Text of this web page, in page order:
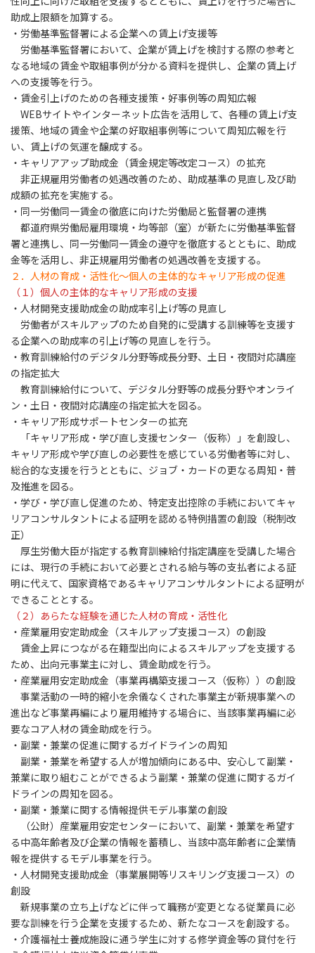
助成上限額を加算する。
・労働基準監督署による企業への賃上げ支援等
労働基準監督署において、企業が賃上げを検討する際の参考と
なる地域の賃金や取組事例が分かる資料を提供し、企業の賃上げ
への支援等を行う。
・賃金引上げのための各種支援策・好事例等の周知広報
WEBサイトやインターネット広告を活用して、各種の賃上げ支
援策、地域の賃金や企業の好取組事例等について周知広報を行
い、賃上げの気運を醸成する。
・キャリアアップ助成金（賃金規定等改定コース）の拡充
非正規雇用労働者の処遇改善のため、助成基準の見直し及び助
成額の拡充を実施する。
・同一労働同一賃金の徹底に向けた労働局と監督署の連携
都道府県労働局雇用環境・均等部（室）が新たに労働基準監督
署と連携し、同一労働同一賃金の遵守を徹底するとともに、助成
金等を活用し、非正規雇用労働者の処遇改善を支援する。
２．人材の育成・活性化～個人の主体的なキャリア形成の促進
（１）個人の主体的なキャリア形成の支援
・人材開発支援助成金の助成率引上げ等の見直し
労働者がスキルアップのため自発的に受講する訓練等を支援す
る企業への助成率の引上げ等の見直しを行う。
・教育訓練給付のデジタル分野等成長分野、土日・夜間対応講座
の指定拡大
教育訓練給付について、デジタル分野等の成長分野やオンライ
ン・土日・夜間対応講座の指定拡大を図る。
・キャリア形成サポートセンターの拡充
「キャリア形成・学び直し支援センター（仮称）」を創設し、
キャリア形成や学び直しの必要性を感じている労働者等に対し、
総合的な支援を行うとともに、ジョブ・カードの更なる周知・普
及推進を図る。
・学び・学び直し促進のため、特定支出控除の手続においてキャ
リアコンサルタントによる証明を認める特例措置の創設（税制改
正）
厚生労働大臣が指定する教育訓練給付指定講座を受講した場合
には、現行の手続において必要とされる給与等の支払者による証
明に代えて、国家資格であるキャリアコンサルタントによる証明が
できることとする。
（２）あらたな経験を通じた人材の育成・活性化
・産業雇用安定助成金（スキルアップ支援コース）の創設
賃金上昇につながる在籍型出向によるスキルアップを支援する
ため、出向元事業主に対し、賃金助成を行う。
・産業雇用安定助成金（事業再構築支援コース（仮称））の創設
事業活動の一時的縮小を余儀なくされた事業主が新規事業への
進出など事業再編により雇用維持する場合に、当該事業再編に必
要なコア人材の賃金助成を行う。
・副業・兼業の促進に関するガイドラインの周知
副業・兼業を希望する人が増加傾向にある中、安心して副業・
兼業に取り組むことができるよう副業・兼業の促進に関するガイ
ドラインの周知を図る。
・副業・兼業に関する情報提供モデル事業の創設
（公財）産業雇用安定センターにおいて、副業・兼業を希望す
る中高年齢者及び企業の情報を蓄積し、当該中高年齢者に企業情
報を提供するモデル事業を行う。
・人材開発支援助成金（事業展開等リスキリング支援コース）の
創設
新規事業の立ち上げなどに伴って職務が変更となる従業員に必
要な訓練を行う企業を支援するため、新たなコースを創設する。
・介護福祉士養成施設に通う学生に対する修学資金等の貸付を行